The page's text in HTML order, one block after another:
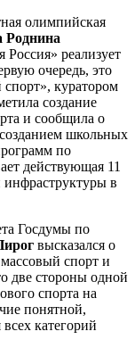
олимпийская
Роднина
Россия» реализует
очередь, это
куратором
создание
и сообщила о
школьных
по
действующая 11
в
Госдумы по
высказался о
спорт и
две стороны одной
спорта на
понятной,
категорий